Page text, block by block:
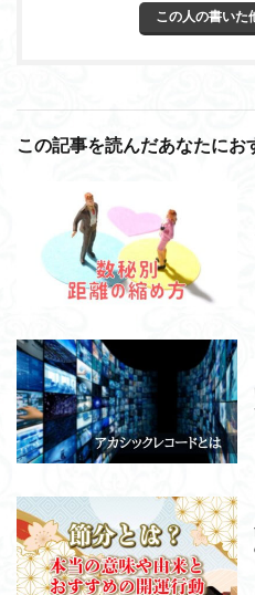
この人の書いた
この記事を読んだあなたにお